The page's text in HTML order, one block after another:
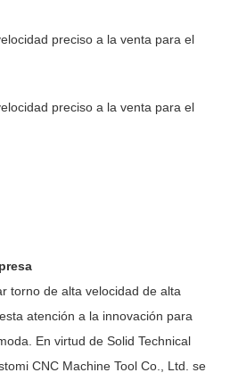
torno de alta velocidad de alta
atención a la innovación para
En virtud de Solid Technical
CNC Machine Tool Co., Ltd. se